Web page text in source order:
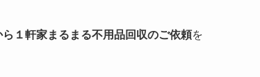
１軒家まるまる不用品回収のご依頼を